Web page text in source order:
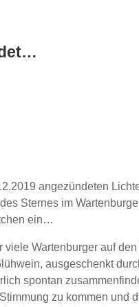
angezündeten
Sternes im
ein…
Wartenburger auf
ausgeschenkt
spontan
zu kommen und